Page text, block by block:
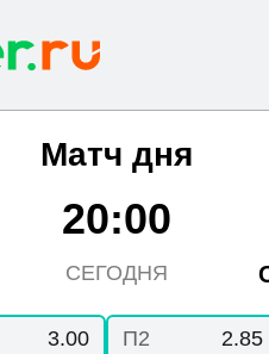
Матч дня
20:00
СЕГОДНЯ
3.00 П2 2.85